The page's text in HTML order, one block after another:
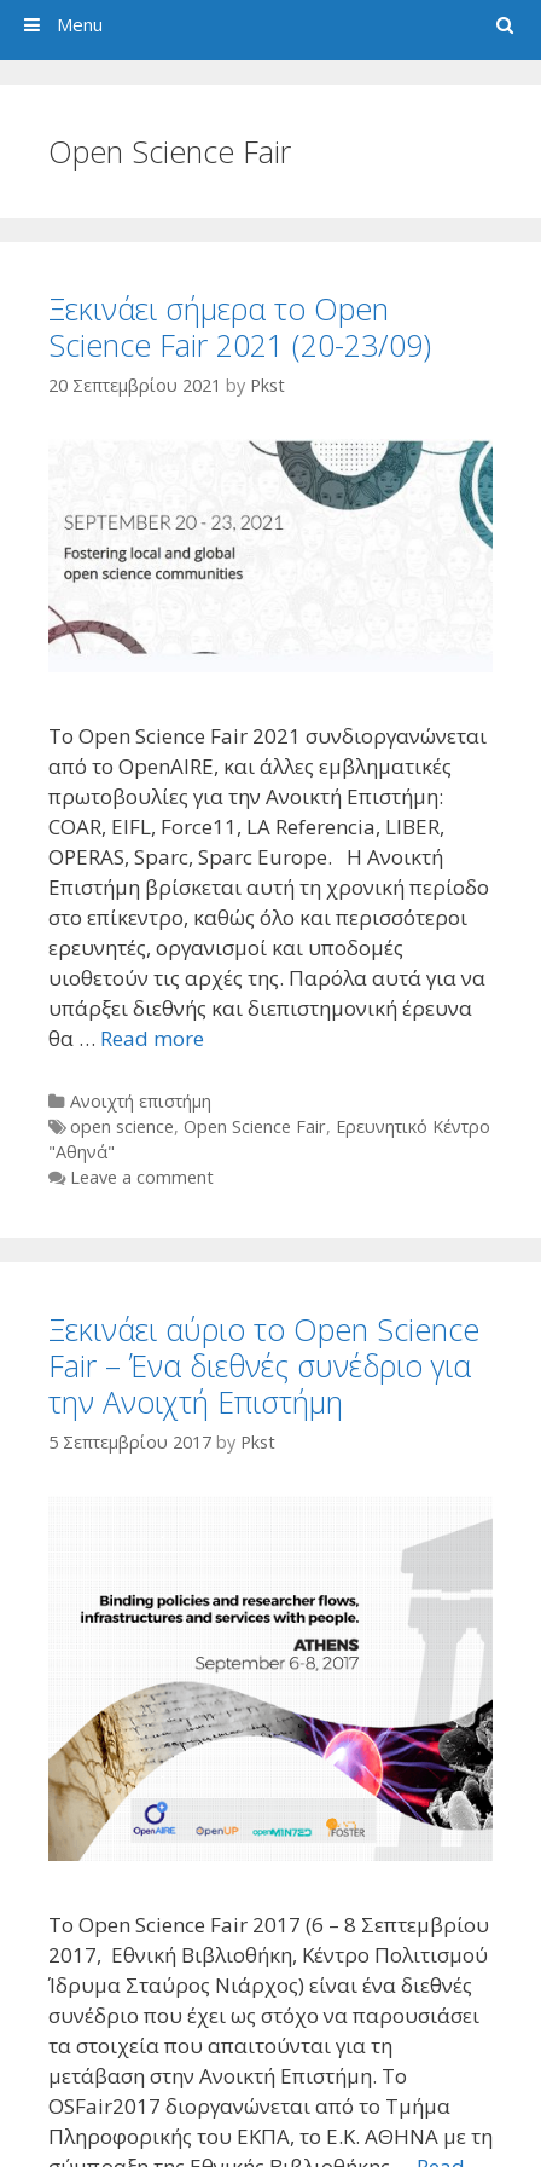
Search
Menu
Open Science Fair
Ξεκινάει σήμερα το Open
Science Fair 2021 (20-23/09)
20 Σεπτεμβρίου 2021 by Pkst
Το Open Science Fair 2021 συνδιοργανώνεται
από το OpenAIRE, και άλλες εμβληματικές
πρωτοβουλίες για την Ανοικτή Επιστήμη:
COAR, EIFL, Force11, LA Referencia, LIBER,
OPERAS, Sparc, Sparc Europe. Η Ανοικτή
Επιστήμη βρίσκεται αυτή τη χρονική περίοδο
στο επίκεντρο, καθώς όλο και περισσότεροι
ερευνητές, οργανισμοί και υποδομές
υιοθετούν τις αρχές της. Παρόλα αυτά για να
υπάρξει διεθνής και διεπιστημονική έρευνα
θα … Read more
Categories
Ανοιχτή επιστήμη
Tags
open science, Open Science Fair, Ερευνητικό Κέντρο
"Αθηνά"
Leave a comment
Ξεκινάει αύριο το Open Science
Fair – Ένα διεθνές συνέδριο για
την Ανοιχτή Επιστήμη
5 Σεπτεμβρίου 2017 by Pkst
To Open Science Fair 2017 (6 – 8 Σεπτεμβρίου
2017, Εθνική Βιβλιοθήκη, Κέντρο Πολιτισμού
Ίδρυμα Σταύρος Νιάρχος) είναι ένα διεθνές
συνέδριο που έχει ως στόχο να παρουσιάσει
τα στοιχεία που απαιτούνται για τη
μετάβαση στην Ανοικτή Επιστήμη. Το
OSFair2017 διοργανώνεται από το Τμήμα
Πληροφορικής του ΕΚΠΑ, το Ε.Κ. ΑΘΗΝΑ με τη